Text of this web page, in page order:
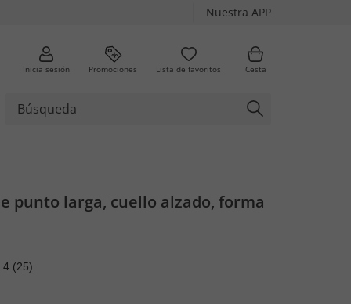
Nuestra APP
Inicia sesión Promociones Lista de favoritos Cesta
punto larga, cuello alzado, forma
(25)